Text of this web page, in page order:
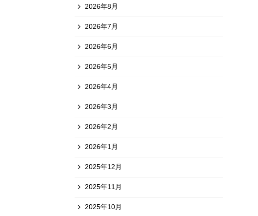
2026年8月
2026年7月
2026年6月
2026年5月
2026年4月
2026年3月
2026年2月
2026年1月
2025年12月
2025年11月
2025年10月